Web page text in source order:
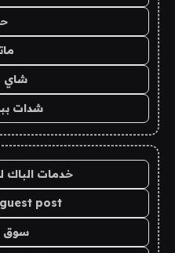
شاي
شدات
خدمات الباك
guest post مقال ضيف
سوق